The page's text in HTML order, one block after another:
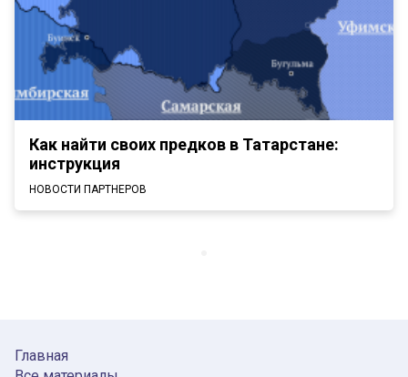
Как найти своих предков в Татарстане:
инструкция
НОВОСТИ ПАРТНЕРОВ
Главная